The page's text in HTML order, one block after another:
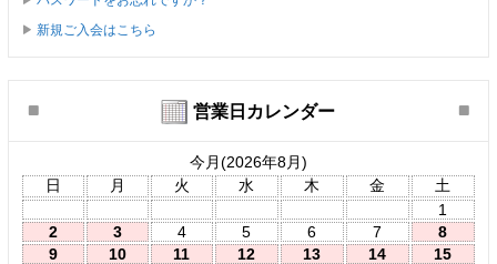
新規ご入会はこちら
営業日カレンダー
今月(2026年8月)
日
月 火 水 木 金
土
1
2
3 4 5 6 7
8
9
10 11 12 13 14
15